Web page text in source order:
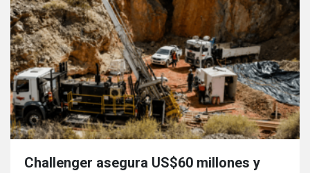
Challenger asegura US$60 millones y